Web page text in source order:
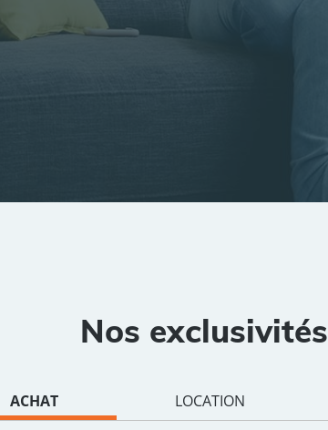
Nos exclusivités
ACHAT LOCATION